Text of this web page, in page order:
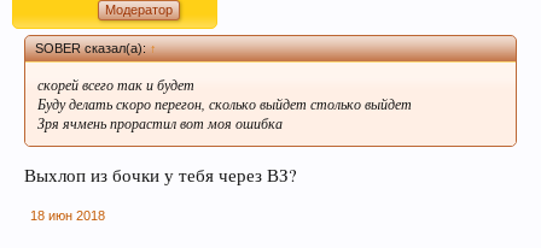
Пиво содержит витамин В, который помогает
нам поддерживать здоровую кожу, нужный
Модератор
SOBER сказал(а):↑
скорей всего так и будет
Буду делать скоро перегон, сколько выйдет столько выйдет
Зря ячмень прорастил вот моя ошибка
Выхлоп из бочки у тебя через ВЗ?
18 июн 2018